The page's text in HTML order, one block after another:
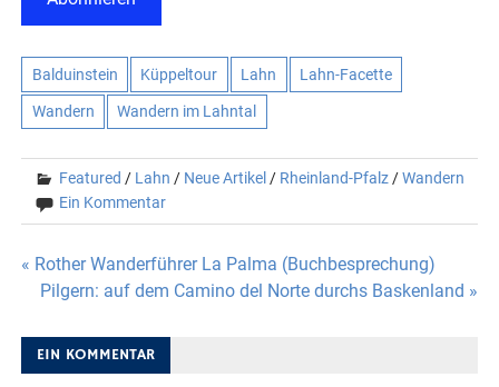
Balduinstein Küppeltour Lahn Lahn-Facette
Wandern Wandern im Lahntal
Featured / Lahn / Neue Artikel / Rheinland-Pfalz /Wandern
Ein Kommentar
Beitragsnavigation
« Rother Wanderführer La Palma (Buchbesprechung)
Pilgern: auf dem Camino del Norte durchs Baskenland »
EIN KOMMENTAR